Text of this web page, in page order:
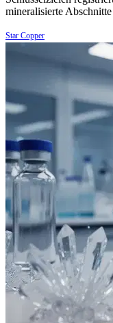
mineralisierte
Star Copper